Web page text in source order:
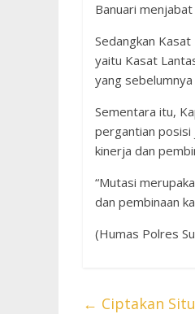
Banuari
Sedangkan
yaitu Kasat
yang
Sementara itu,
pergantian posisi
kinerja dan
“Mutasi
dan pembinaan
(Humas Polres
← Ciptakan